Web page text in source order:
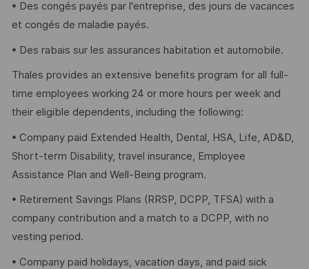
• Des congés payés par l'entreprise, des jours de vacances
et congés de maladie payés.
• Des rabais sur les assurances habitation et automobile.
Thales provides an extensive benefits program for all full-
time employees working 24 or more hours per week and
their eligible dependents, including the following:
• Company paid Extended Health, Dental, HSA, Life, AD&D,
Short-term Disability, travel insurance, Employee
Assistance Plan and Well-Being program.
• Retirement Savings Plans (RRSP, DCPP, TFSA) with a
company contribution and a match to a DCPP, with no
vesting period.
• Company paid holidays, vacation days, and paid sick